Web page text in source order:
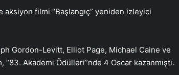
aksiyon filmi “Başlangıç” yeniden izleyici
Gordon-Levitt, Elliot Page, Michael Caine ve
“83. Akademi Ödülleri”nde 4 Oscar kazanmıştı.